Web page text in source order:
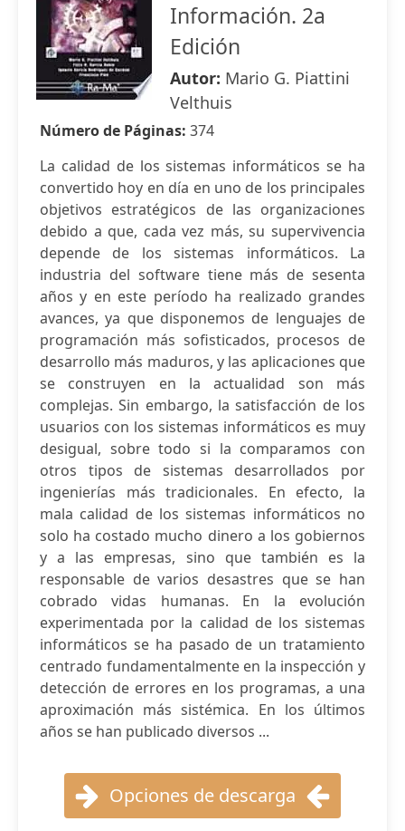
Información. 2a
Edición
Autor: Mario G. Piattini
Velthuis
Número de Páginas: 374
La calidad de los sistemas informáticos se ha
convertido hoy en día en uno de los principales
objetivos estratégicos de las organizaciones
debido a que, cada vez más, su supervivencia
depende de los sistemas informáticos. La
industria del software tiene más de sesenta
años y en este período ha realizado grandes
avances, ya que disponemos de lenguajes de
programación más sofisticados, procesos de
desarrollo más maduros, y las aplicaciones que
se construyen en la actualidad son más
complejas. Sin embargo, la satisfacción de los
usuarios con los sistemas informáticos es muy
desigual, sobre todo si la comparamos con
otros tipos de sistemas desarrollados por
ingenierías más tradicionales. En efecto, la
mala calidad de los sistemas informáticos no
solo ha costado mucho dinero a los gobiernos
y a las empresas, sino que también es la
responsable de varios desastres que se han
cobrado vidas humanas. En la evolución
experimentada por la calidad de los sistemas
informáticos se ha pasado de un tratamiento
centrado fundamentalmente en la inspección y
detección de errores en los programas, a una
aproximación más sistémica. En los últimos
años se han publicado diversos ...
Opciones de descarga